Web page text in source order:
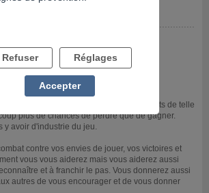
1970 à 11h00
!
et de hasard sont toujours construits de telle
plus de chances de perdre que de gagner.
y avoir d'industrie du jeu.
contre vos envies de jouer, vos victoires et
vous vous aiderez mais vous aiderez aussi
et à franchir le pas. Vous donnerez aussi
autres de vous encourager et de vous donner
Refuser Réglages
Accepter